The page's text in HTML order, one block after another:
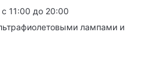
11:00 до 20:00
лампами и